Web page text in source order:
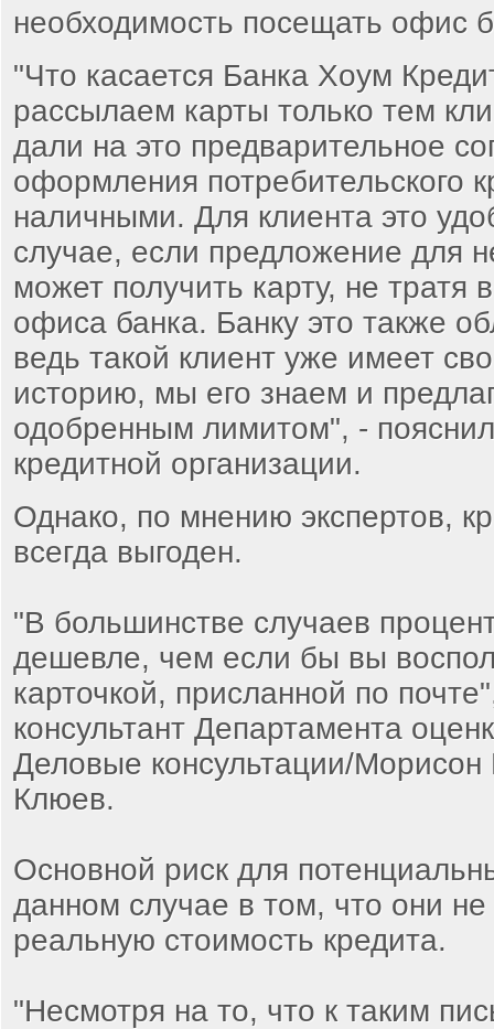
необходимость посещать офис
"Что касается Банка Хоум
рассылаем карты только тем
дали на это предварительное
оформления потребительского
наличными. Для клиента это
случае, если предложение для
может получить карту, не
офиса банка. Банку это также
ведь такой клиент уже имеет
историю, мы его знаем и
одобренным лимитом", -
кредитной организации.
Однако, по мнению экспертов,
всегда выгоден.
"В большинстве случаев
дешевле, чем если бы вы
карточкой, присланной по
консультант Департамента
Деловые консультации/
Клюев.
Основной риск для
данном случае в том, что они
реальную стоимость кредита.
"Несмотря на то, что к таким